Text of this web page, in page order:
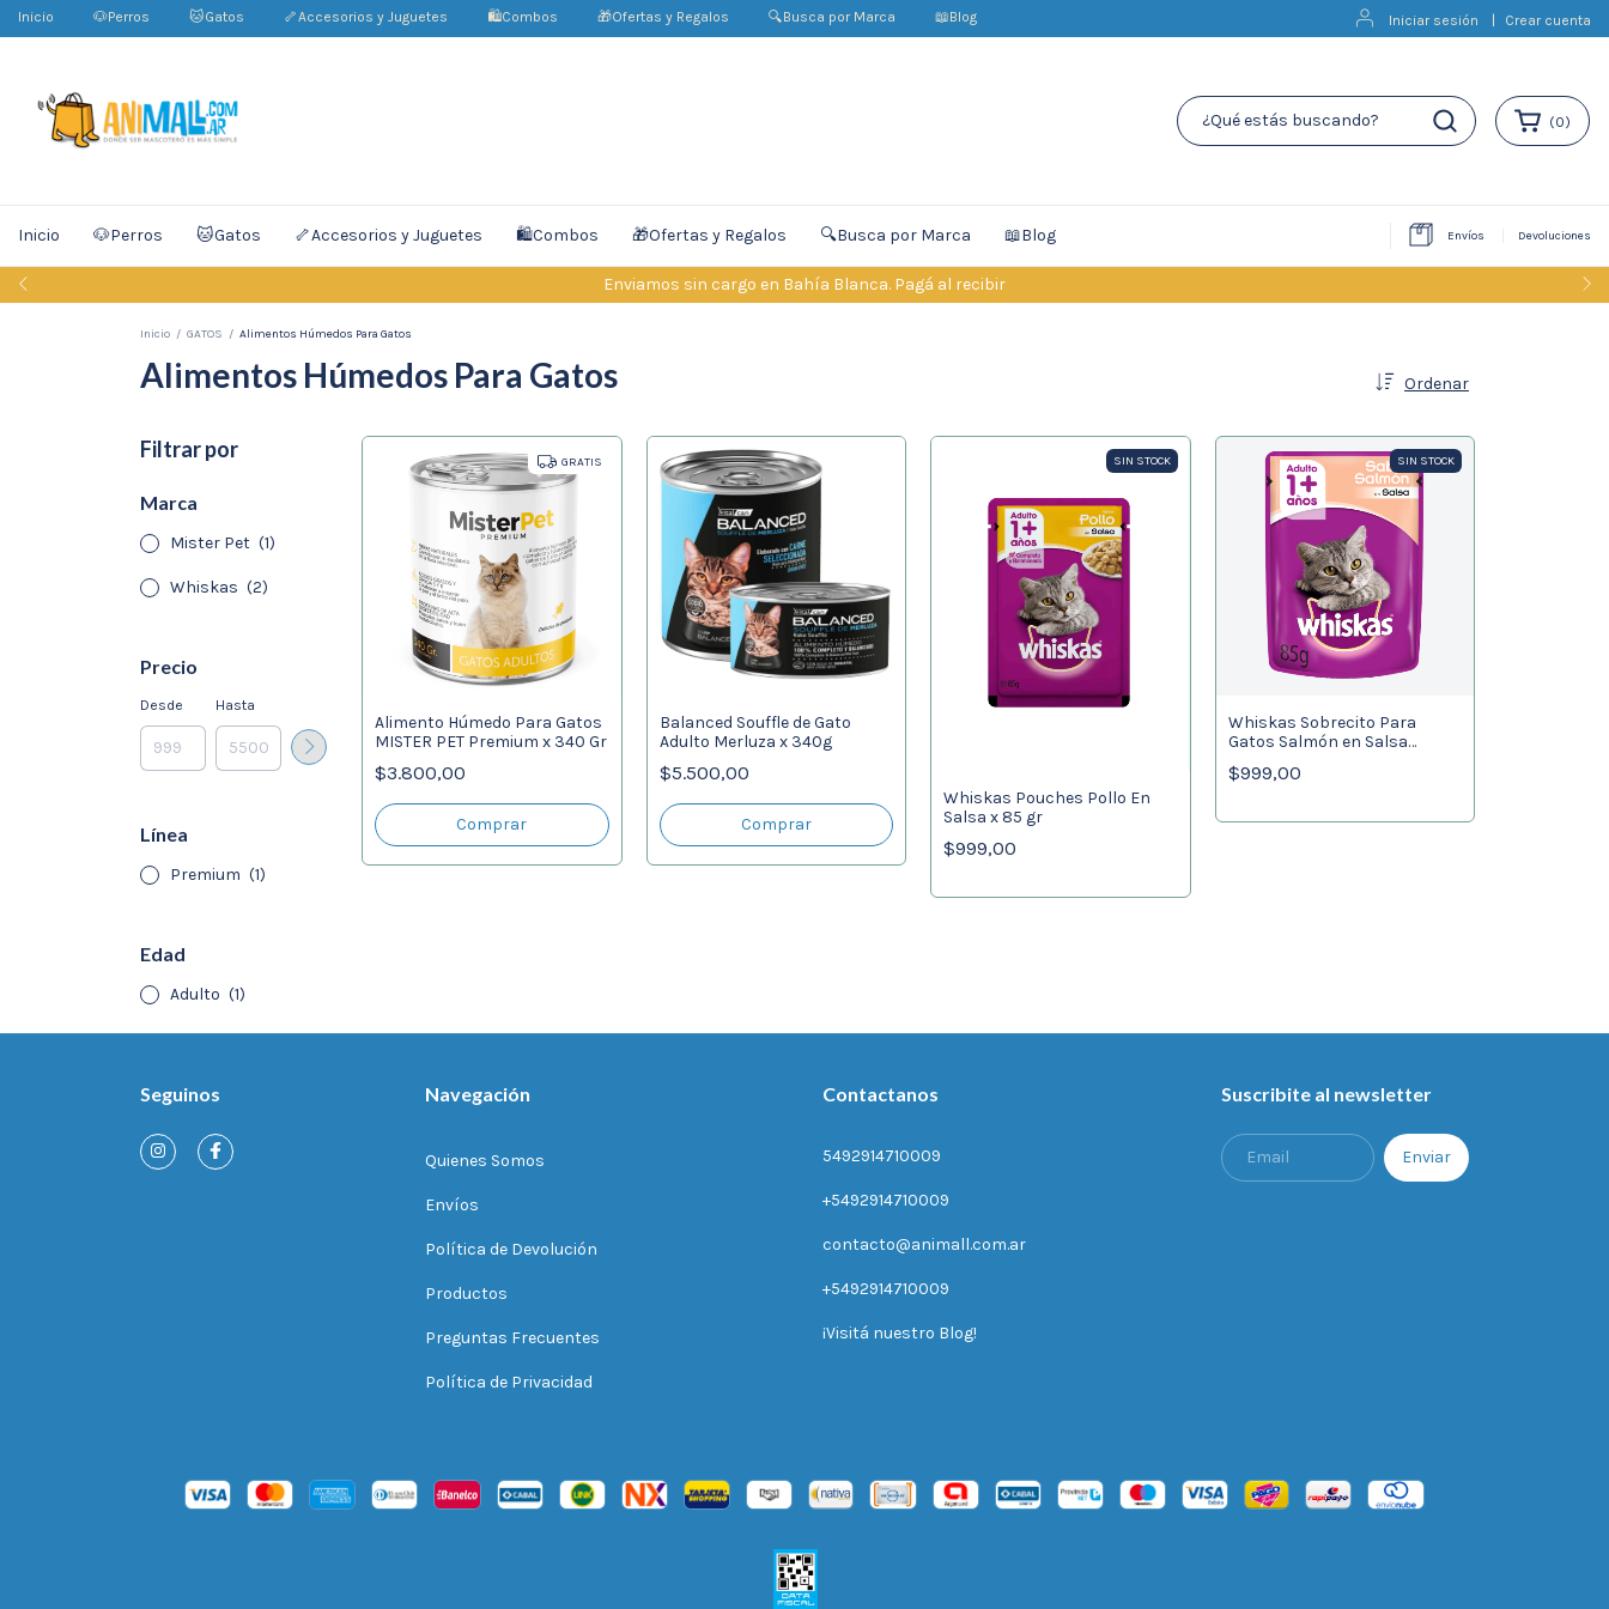
Inicio 🐶Perros 🐱Gatos 🦴Accesorios y Juguetes 🛍️Combos 🎁Ofertas y Regalos 🔍Busca por Marca 📖Blog Iniciar sesión | Crear cuenta
Enviamos sin cargo en Bahía Blanca. Pagá al recibir
(0)
Inicio 🐶Perros 🐱Gatos 🦴Accesorios y Juguetes 🛍️Combos 🎁Ofertas y Regalos 🔍Busca por Marca 📖Blog Envíos Devoluciones
Inicio / GATOS / Alimentos Húmedos Para Gatos
Alimentos Húmedos Para Gatos Ordenar
Filtrar por
Marca
Mister Pet (1)
Whiskas (2)
Precio
Desde Hasta
Línea
Premium (1)
Edad
Adulto (1)
GRATIS
Alimento Húmedo Para Gatos
MISTER PET Premium x 340 Gr
$3.800,00
Balanced Souffle de Gato
Adulto Merluza x 340g
$5.500,00
SIN STOCK
Whiskas Pouches Pollo En
Salsa x 85 gr
$999,00
SIN STOCK
Whiskas Sobrecito Para
Gatos Salmón en Salsa
Húmedo x 85gr
$999,00
Seguinos Navegación
Quienes Somos
Envíos
Política de Devolución
Productos
Preguntas Frecuentes
Política de Privacidad
Contactanos
5492914710009
+5492914710009
contacto@animall.com.ar
+5492914710009
¡Visitá nuestro Blog!
Suscribite al newsletter